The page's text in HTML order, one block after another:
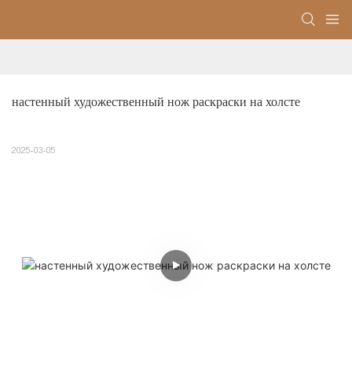
настенный художественный нож раскраски на холсте
2025-03-05